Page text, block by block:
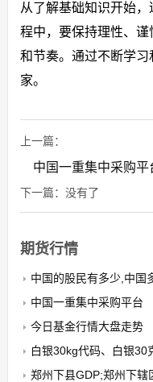
从了解基础知识开始
程中，要保持理性、
和节奏。通过不断学
家。
上一篇：
中国一重集中采购平
下一篇：没有了
期货行情
中国的股民有多少,中国
中国一重集中采购平台
今日基金行情大盘走势
白银30kg代码、白银30
郑州下县GDP;郑州下辖